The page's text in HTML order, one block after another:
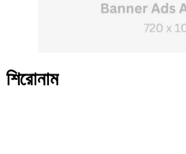
শিরোনাম